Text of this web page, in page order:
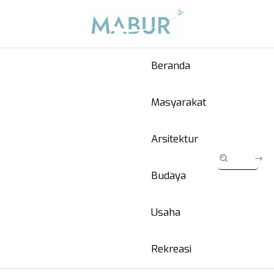
Beranda
Masyarakat
Arsitektur
Budaya
Usaha
Rekreasi